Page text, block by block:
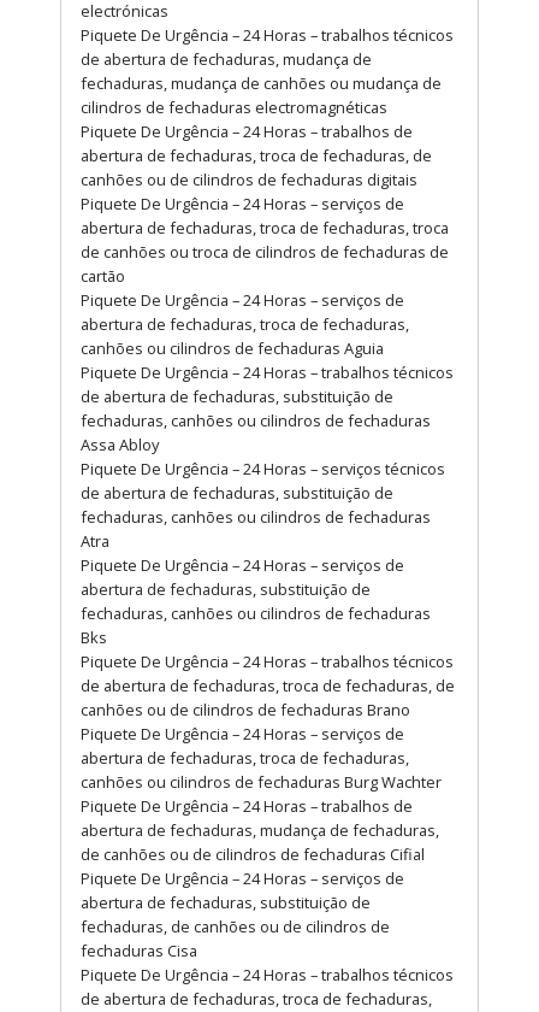
electrónicas
Piquete De Urgência – 24 Horas – trabalhos técnicos
de abertura de fechaduras, mudança de
fechaduras, mudança de canhões ou mudança de
cilindros de fechaduras electromagnéticas
Piquete De Urgência – 24 Horas – trabalhos de
abertura de fechaduras, troca de fechaduras, de
canhões ou de cilindros de fechaduras digitais
Piquete De Urgência – 24 Horas – serviços de
abertura de fechaduras, troca de fechaduras, troca
de canhões ou troca de cilindros de fechaduras de
cartão
Piquete De Urgência – 24 Horas – serviços de
abertura de fechaduras, troca de fechaduras,
canhões ou cilindros de fechaduras Aguia
Piquete De Urgência – 24 Horas – trabalhos técnicos
de abertura de fechaduras, substituição de
fechaduras, canhões ou cilindros de fechaduras
Assa Abloy
Piquete De Urgência – 24 Horas – serviços técnicos
de abertura de fechaduras, substituição de
fechaduras, canhões ou cilindros de fechaduras
Atra
Piquete De Urgência – 24 Horas – serviços de
abertura de fechaduras, substituição de
fechaduras, canhões ou cilindros de fechaduras
Bks
Piquete De Urgência – 24 Horas – trabalhos técnicos
de abertura de fechaduras, troca de fechaduras, de
canhões ou de cilindros de fechaduras Brano
Piquete De Urgência – 24 Horas – serviços de
abertura de fechaduras, troca de fechaduras,
canhões ou cilindros de fechaduras Burg Wachter
Piquete De Urgência – 24 Horas – trabalhos de
abertura de fechaduras, mudança de fechaduras,
de canhões ou de cilindros de fechaduras Cifial
Piquete De Urgência – 24 Horas – serviços de
abertura de fechaduras, substituição de
fechaduras, de canhões ou de cilindros de
fechaduras Cisa
Piquete De Urgência – 24 Horas – trabalhos técnicos
de abertura de fechaduras, troca de fechaduras,